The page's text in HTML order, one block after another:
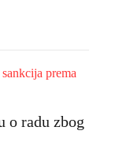
o radu zbog